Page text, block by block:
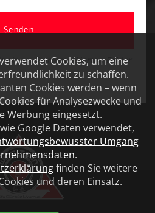
Senden
einem Stern markierten Felder
Cookies, um eine
zu schaffen.
Cookies werden – wenn
für Analysezwecke und
Werbung eingesetzt.
Google Daten verwendet,
Umgang
.
finden Sie weitere
und deren Einsatz.